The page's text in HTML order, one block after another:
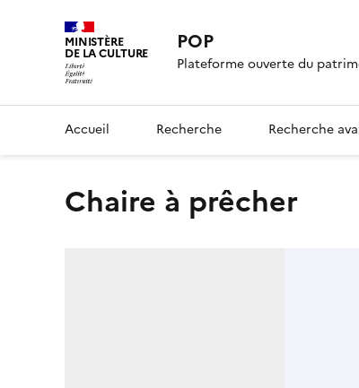
MINISTÈRE
DE LA CULTURE POP
Plateforme ouverte du
Accueil Recherche Recherche
chaire à prêcher